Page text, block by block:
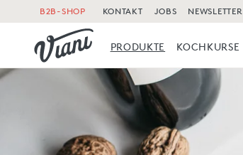
B2B-SHOP KONTAKT JOBS NEWSLETTER
PRODUKTE KOCHKURSE